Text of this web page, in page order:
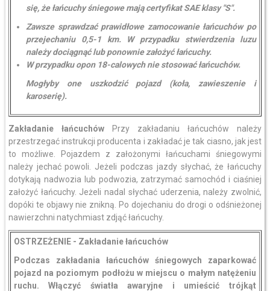
się, że łańcuchy śniegowe mają certyfikat SAE klasy "S".
Zawsze sprawdzać prawidłowe zamocowanie łańcuchów po
przejechaniu 0,5-1 km. W przypadku stwierdzenia luzu
należy dociągnąć lub ponownie założyć łańcuchy.
W przypadku opon 18-calowych nie stosować łańcuchów.
Mogłyby one uszkodzić pojazd (koła, zawieszenie i
karoserię).
Zakładanie łańcuchów
Przy zakładaniu łańcuchów należy
przestrzegać instrukcji producenta i zakładać je tak ciasno, jak jest
to możliwe. Pojazdem z założonymi łańcuchami śniegowymi
należy jechać powoli. Jeżeli podczas jazdy słychać, że łańcuchy
dotykają nadwozia lub podwozia, zatrzymać samochód i ciaśniej
założyć łańcuchy. Jeżeli nadal słychać uderzenia, należy zwolnić,
dopóki te objawy nie znikną. Po dojechaniu do drogi o odśnieżonej
nawierzchni natychmiast zdjąć łańcuchy.
OSTRZEŻENIE - Zakładanie łańcuchów
Podczas zakładania łańcuchów śniegowych zaparkować
pojazd na poziomym podłożu w miejscu o małym natężeniu
ruchu. Włączyć światła awaryjne i umieścić trójkąt